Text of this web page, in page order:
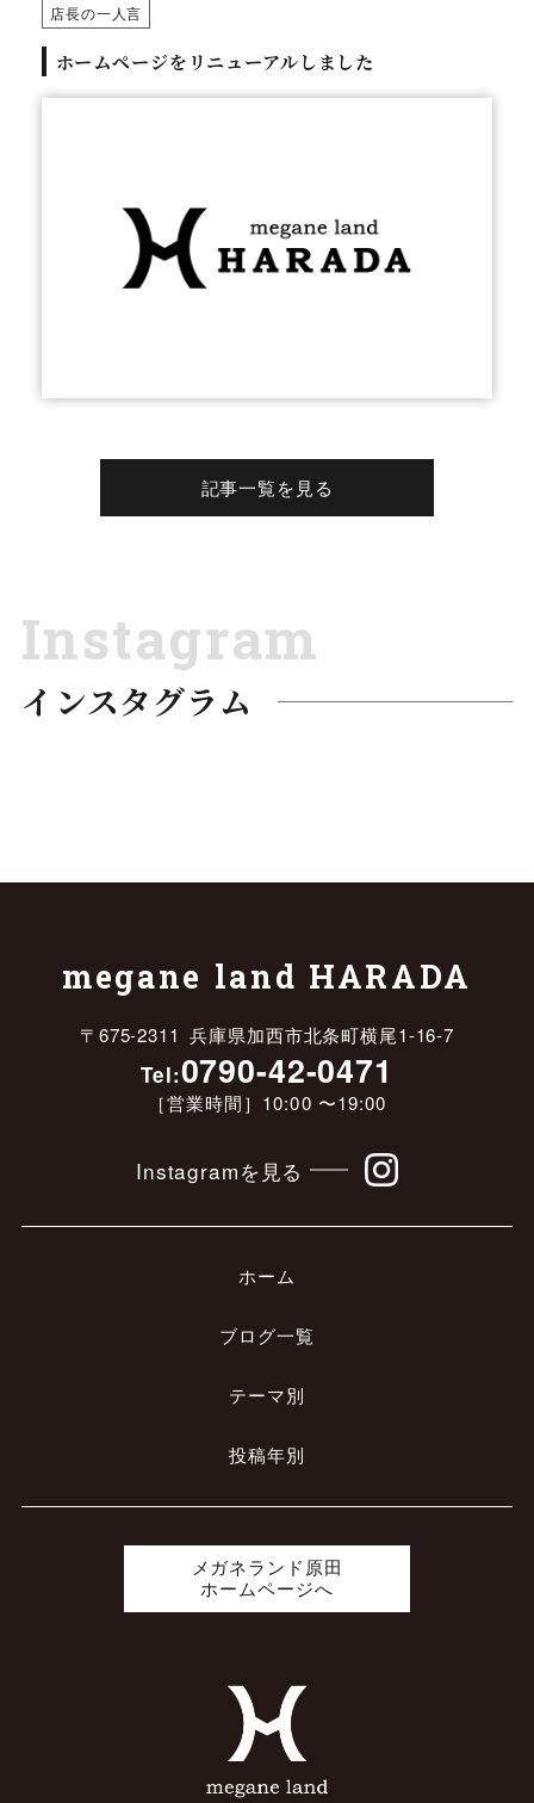
店長の一人言
ホームページをリニューアルしました
記事一覧を見る
Instagram
インスタグラム
megane land HARADA
〒675-2311 兵庫県加西市北条町横尾1-16-7
Tel:0790-42-0471
［営業時間］10:00 〜19:00
Instagramを見る
ホーム
ブログ一覧
テーマ別
投稿年別
メガネランド原田
ホームページへ